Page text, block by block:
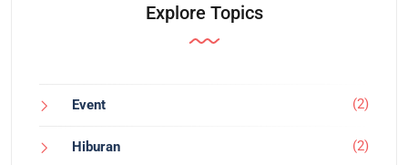
Explore Topics
Event (2)
Hiburan (2)